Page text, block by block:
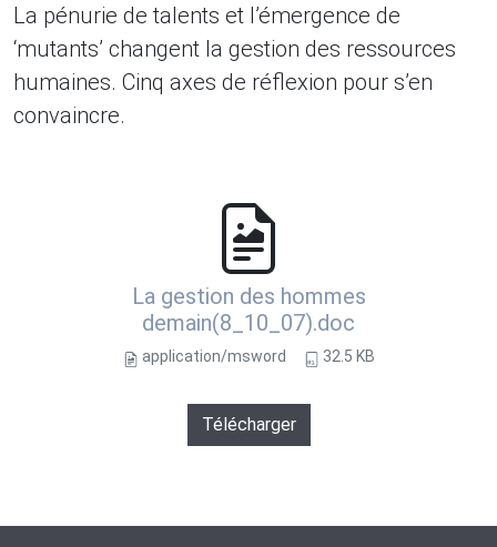
La pénurie de talents et l’émergence de
‘mutants’ changent la gestion des ressources
humaines. Cinq axes de réflexion pour s’en
convaincre.
La gestion des hommes
demain(8_10_07).doc
application/msword 32.5 KB
Télécharger